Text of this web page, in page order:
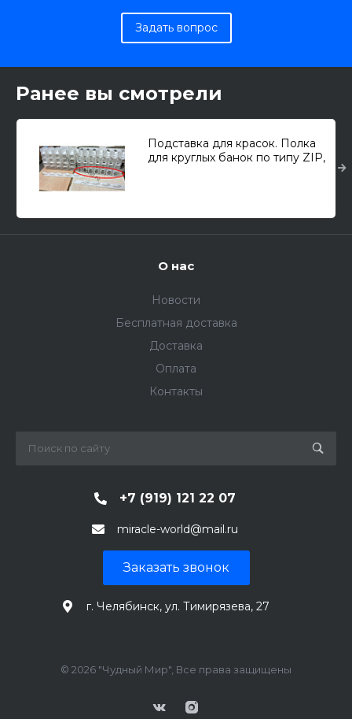
Задать вопрос
Ранее вы смотрели
Подставка для красок. Полка
для круглых банок по типу ZIP,
О нас
Новости
Бесплатная доставка
Доставка
Оплата
Контакты
+7 (919) 121 22 07
miracle-world@mail.ru
Заказать звонок
г. Челябинск, ул. Тимирязева, 27
© 2026 "Чудный Мир", Все права защищены